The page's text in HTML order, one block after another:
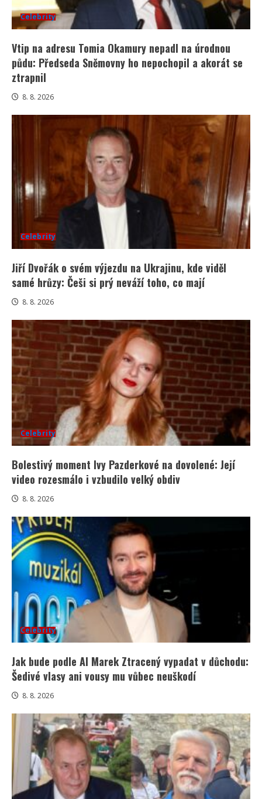
Celebrity
Vtip na adresu Tomia Okamury nepadl na úrodnou
půdu: Předseda Sněmovny ho nepochopil a akorát se
ztrapnil
8. 8. 2026
Celebrity
Jiří Dvořák o svém výjezdu na Ukrajinu, kde viděl
samé hrůzy: Češi si prý neváží toho, co mají
8. 8. 2026
Celebrity
Bolestivý moment Ivy Pazderkové na dovolené: Její
video rozesmálo i vzbudilo velký obdiv
8. 8. 2026
Celebrity
Jak bude podle AI Marek Ztracený vypadat v důchodu:
Šedivé vlasy ani vousy mu vůbec neuškodí
8. 8. 2026